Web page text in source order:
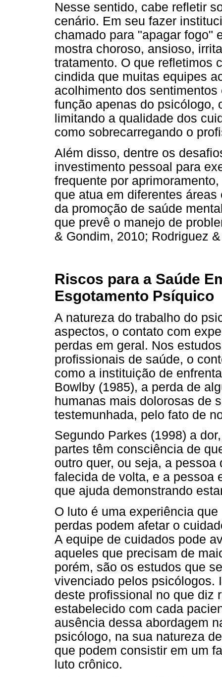
Nesse sentido, cabe refletir
cenário. Em seu fazer
chamado para "apagar fogo"
mostra choroso, ansioso,
tratamento. O que refletimos
cindida que muitas equipes
acolhimento dos
função apenas do psicólogo,
limitando a qualidade dos
como sobrecarregando o
Além disso, dentre os
investimento pessoal para
frequente por
que atua em diferentes
da promoção de saúde
que prevê o manejo de
& Gondim, 2010; Rodriguez
Riscos para a Saúde
Esgotamento Psíquico
A natureza do trabalho do
aspectos, o contato com
perdas em geral. Nos
profissionais de saúde, o
como a instituição de
Bowlby (1985), a perda de
humanas mais dolorosas de
testemunhada, pelo fato de
Segundo Parkes (1998) a
partes têm consciência de
outro quer, ou seja, a
falecida de volta, e a pessoa
que ajuda demonstrando
O luto é uma experiência
perdas podem afetar o
A equipe de cuidados pode
aqueles que precisam de
porém, são os estudos que
vivenciado pelos psicólogos.
deste profissional no que diz
estabelecido com cada
ausência dessa abordagem
psicólogo, na sua natureza
que podem consistir em um
luto crônico.